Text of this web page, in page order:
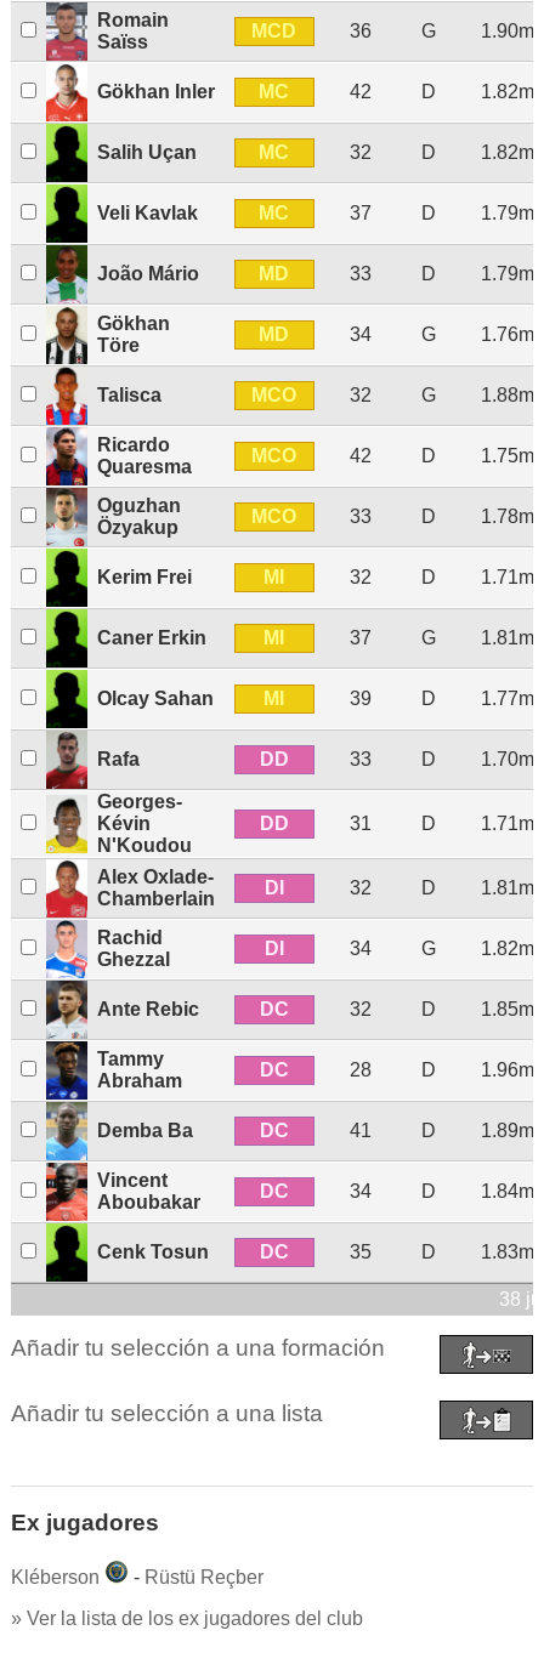
Romain
Saïss
MCD 36 G 1.90m
Gökhan Inler MC 42 D 1.82m
Salih Uçan MC 32 D 1.82m
Veli Kavlak MC 37 D 1.79m
João Mário MD 33 D 1.79m
Gökhan
Töre
MD 34 G 1.76m
Talisca MCO 32 G 1.88m
Ricardo
Quaresma
MCO 42 D 1.75m
Oguzhan
Özyakup
MCO 33 D 1.78m
Kerim Frei MI 32 D 1.71m
Caner Erkin MI 37 G 1.81m
Olcay Sahan MI 39 D 1.77m
Rafa DD 33 D 1.70m
Georges-
Kévin
N'Koudou
DD 31 D 1.71m
Alex Oxlade-
Chamberlain
DI 32 D 1.81m
Rachid
Ghezzal
DI 34 G 1.82m
Ante Rebic DC 32 D 1.85m
Tammy
Abraham
DC 28 D 1.96m
Demba Ba DC 41 D 1.89m
Vincent
Aboubakar
DC 34 D 1.84m
Cenk Tosun DC 35 D 1.83m
38
Añadir tu selección a una formación
Añadir tu selección a una lista
Ex jugadores
Kléberson - Rüstü Reçber
» Ver la lista de los ex jugadores del club